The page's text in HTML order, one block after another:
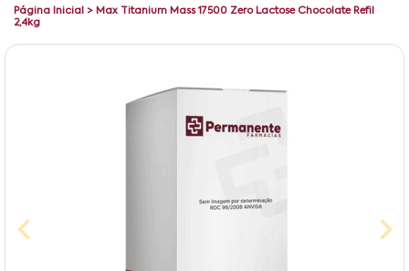
Página Inicial > Max Titanium Mass 17500 Zero Lactose Chocolate Refil
2,4kg